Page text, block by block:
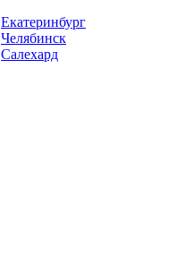
Екатеринбург
Челябинск
Салехард